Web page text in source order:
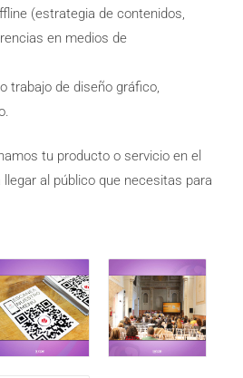
(estrategia de contenidos,
en medios de
trabajo de diseño gráfico,
tu producto o servicio en el
al público que necesitas para